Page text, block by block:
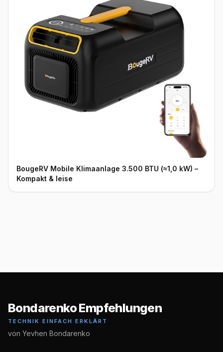
BougeRV Mobile Klimaanlage 3.500 BTU (≈1,0 kW) –
Kompakt & leise
Bondarenko Empfehlungen
TECHNIK EINFACH ERKLÄRT
von Yevhen Bondarenko